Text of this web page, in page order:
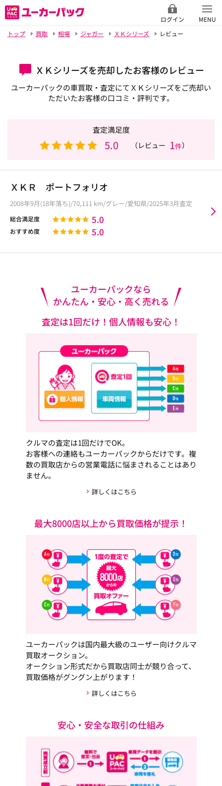
ログイン
MENU
トップ
買取 相場 ジャガー ＸＫシリーズ レビュー
ＸＫシリーズを売却したお客様のレビュー
ユーカーパックの車買取・査定にてＸＫシリーズをご売却い
ただいたお客様の口コミ・評判です。
査定満足度
5.0 （レビュー 1件）
ＸＫＲ ポートフォリオ
2008年9月(18年落ち)/70,111 km/グレー/愛知県/2025年3月査定
総合満足度 5.0
おすすめ度 5.0
ユーカーパックなら
かんたん・安心・高く売れる
査定は1回だけ！個人情報も安心！
クルマの査定は1回だけでOK。
お客様への連絡もユーカーパックからだけです。複
数の買取店からの営業電話に悩まされることはあり
ません。
詳しくはこちら
最大8000店以上から買取価格が提示！
ユーカーパックは国内最大級のユーザー向けクルマ
買取オークション。
オークション形式だから買取店同士が競り合って、
買取価格がグングン上がります！
詳しくはこちら
安心・安全な取引の仕組み